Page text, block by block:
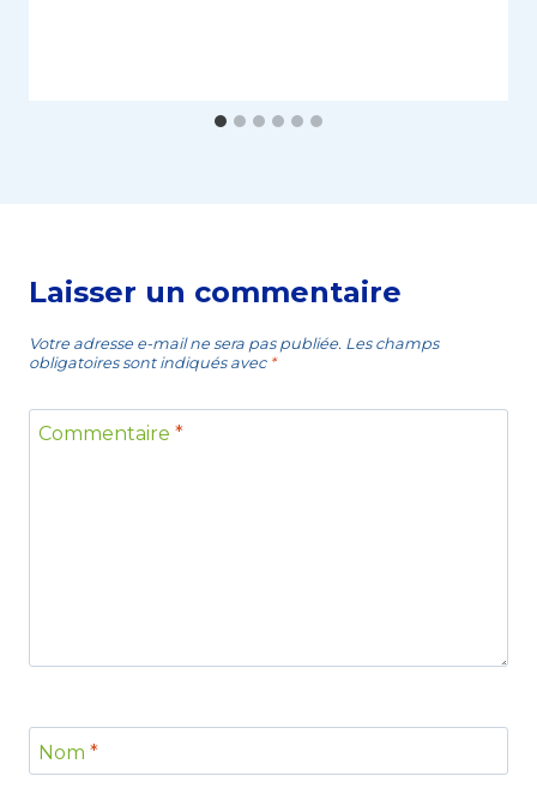
Laisser un commentaire
Votre adresse e-mail ne sera pas publiée. Les champs
obligatoires sont indiqués avec *
Commentaire *
Nom *